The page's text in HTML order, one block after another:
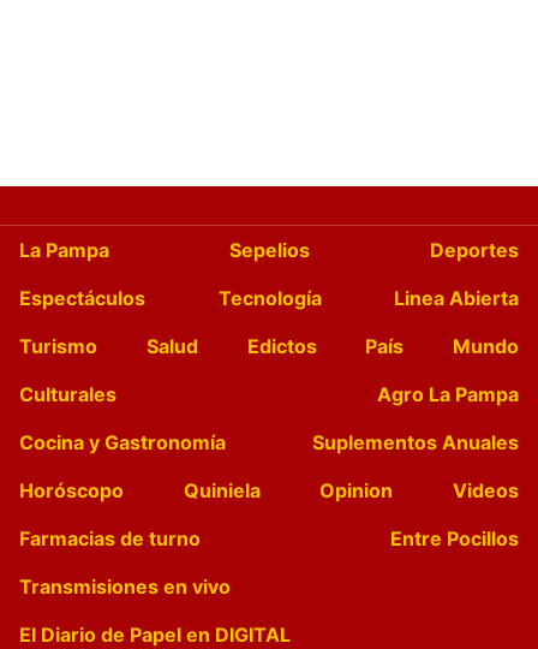
La Pampa Sepelios
Deportes
Espectáculos
Tecnología
Linea Abierta
Turismo
Salud Edictos País
Mundo
Culturales
Agro La Pampa
Cocina y Gastronomía
Suplementos Anuales
Horóscopo
Quiniela Opinion
Videos
Farmacias de turno
Entre Pocillos
Transmisiones en vivo
El Diario de Papel en DIGITAL